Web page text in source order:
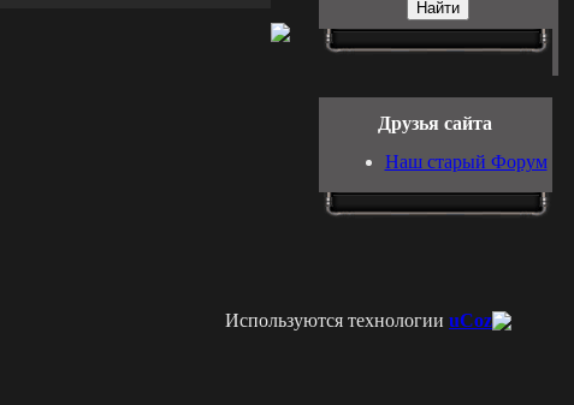
Друзья сайта
Наш старый Форум
Используются технологии uCoz